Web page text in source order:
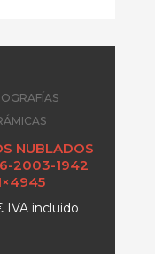
NUBLADOS
2003-1942
IVA incluido